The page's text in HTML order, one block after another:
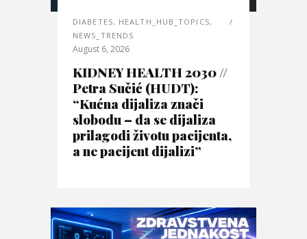
DIABETES, HEALTH_HUB_TOPICS,
NEWS_TRENDS
August 6, 2026
KIDNEY HEALTH 2030 //
Petra Sučić (HUDT):
“Kućna dijaliza znači
slobodu – da se dijaliza
prilagodi životu pacijenta,
a ne pacijent dijalizi”